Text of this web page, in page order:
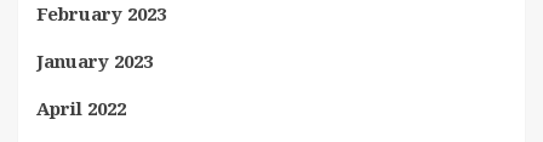
February 2023
January 2023
April 2022